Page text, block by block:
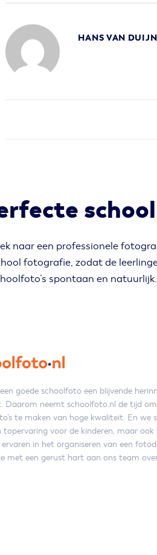
HANS VAN DUIJN
naar een professionele
fotografie, zodat de
spontaan en
goede schoolfoto een blijvende
Daarom neemt schoolfoto.nl de tijd
te maken van hoge kwaliteit. En we
topervaring voor de kinderen, maar ook
ervaren in het organiseren van een
met een gerust hart aan ons team